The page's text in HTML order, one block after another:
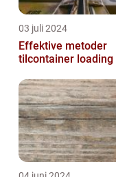
03 juli 2024
Effektive metoder
tilcontainer loading